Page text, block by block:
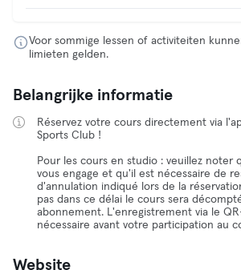
Voor sommige lessen of activiteiten
limieten gelden.
Belangrijke informatie
Réservez votre cours directement via
Sports Club !
Pour les cours en studio : veuillez noter
vous engage et qu'il est nécessaire de
d'annulation indiqué lors de la
pas dans ce délai le cours sera
abonnement. L'enregistrement via le
nécessaire avant votre participation au
Website